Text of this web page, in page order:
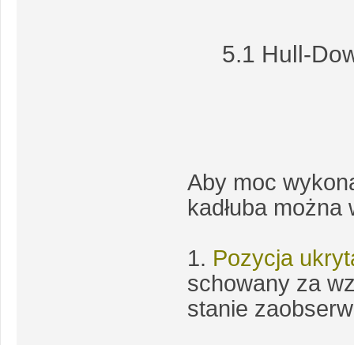
5.1 Hull-
Aby moc
kadłuba
1. Pozycja
schowany za
stanie